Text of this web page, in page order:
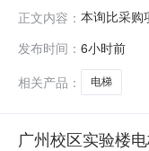
正文内容： 本询比采购
有提供标的
144216.70
发布时间： 6小时前
相关产品：
电梯
广州校区实验楼